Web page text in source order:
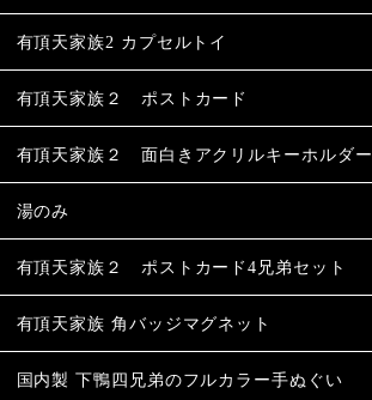
有頂天家族2 カプセルトイ
有頂天家族２ ポストカード
有頂天家族２ 面白きアクリルキーホルダー
湯のみ
有頂天家族２ ポストカード4兄弟セット
有頂天家族 角バッジマグネット
国内製 下鴨四兄弟のフルカラー手ぬぐい